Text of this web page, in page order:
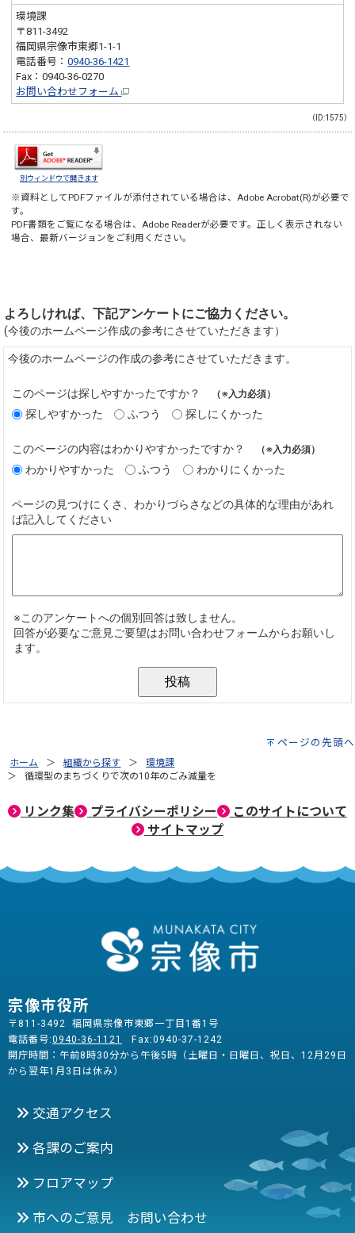
環境課
〒811-3492
福岡県宗像市東郷1-1-1
電話番号：0940-36-1421
Fax：0940-36-0270
お問い合わせフォーム
（ID:1575）
別ウィンドウで開きます
※資料としてPDFファイルが添付されている場合は、Adobe Acrobat(R)が必要で
す。
PDF書類をご覧になる場合は、Adobe Readerが必要です。正しく表示されない
場合、最新バージョンをご利用ください。
ページの先頭へ
ホーム 組織から探す
環境課
循環型のまちづくりで次の10年のごみ減量を
リンク集 プライバシーポリシー
このサイトについて
サイトマップ
宗像市役所
〒811-3492 福岡県宗像市東郷一丁目1番1号
電話番号:0940-36-1121
Fax:0940-37-1242
開庁時間：午前8時30分から午後5時（土曜日・日曜日、祝日、12月29日
から翌年1月3日は休み）
交通アクセス
各課のご案内
フロアマップ
市へのご意見 お問い合わせ